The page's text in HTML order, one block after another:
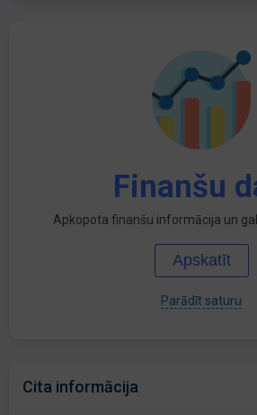
Finanšu
Apkopota finanšu informācija un
Apskatīt
Parādīt saturu
Cita informācija